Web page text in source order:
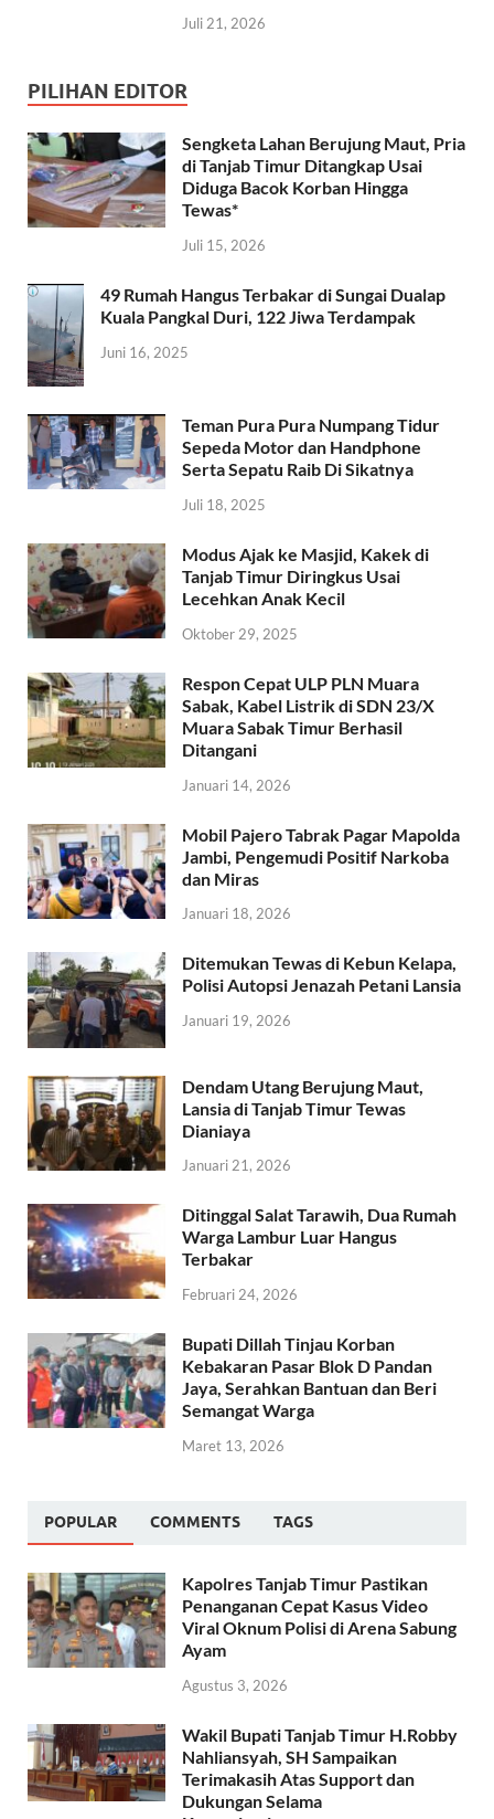
Juli 21, 2026
PILIHAN EDITOR
Sengketa Lahan Berujung Maut, Pria
di Tanjab Timur Ditangkap Usai
Diduga Bacok Korban Hingga
Tewas*
Juli 15, 2026
49 Rumah Hangus Terbakar di Sungai Dualap
Kuala Pangkal Duri, 122 Jiwa Terdampak
Juni 16, 2025
Teman Pura Pura Numpang Tidur
Sepeda Motor dan Handphone
Serta Sepatu Raib Di Sikatnya
Juli 18, 2025
Modus Ajak ke Masjid, Kakek di
Tanjab Timur Diringkus Usai
Lecehkan Anak Kecil
Oktober 29, 2025
Respon Cepat ULP PLN Muara
Sabak, Kabel Listrik di SDN 23/X
Muara Sabak Timur Berhasil
Ditangani
Januari 14, 2026
Mobil Pajero Tabrak Pagar Mapolda
Jambi, Pengemudi Positif Narkoba
dan Miras
Januari 18, 2026
Ditemukan Tewas di Kebun Kelapa,
Polisi Autopsi Jenazah Petani Lansia
Januari 19, 2026
Dendam Utang Berujung Maut,
Lansia di Tanjab Timur Tewas
Dianiaya
Januari 21, 2026
Ditinggal Salat Tarawih, Dua Rumah
Warga Lambur Luar Hangus
Terbakar
Februari 24, 2026
Bupati Dillah Tinjau Korban
Kebakaran Pasar Blok D Pandan
Jaya, Serahkan Bantuan dan Beri
Semangat Warga
Maret 13, 2026
POPULAR COMMENTS TAGS
Kapolres Tanjab Timur Pastikan
Penanganan Cepat Kasus Video
Viral Oknum Polisi di Arena Sabung
Ayam
Agustus 3, 2026
Wakil Bupati Tanjab Timur H.Robby
Nahliansyah, SH Sampaikan
Terimakasih Atas Support dan
Dukungan Selama